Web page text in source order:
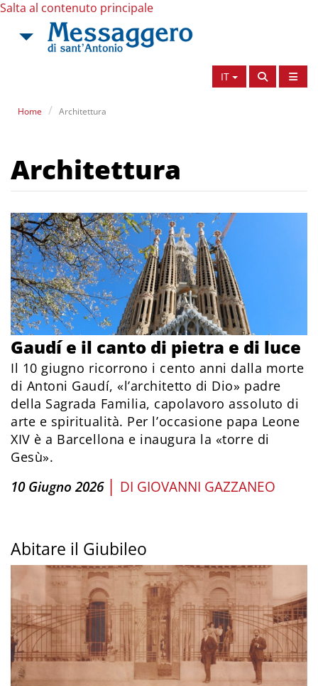
Salta al contenuto principale
IT
Home Architettura
Architettura
Gaudí e il canto di pietra e di luce
Il 10 giugno ricorrono i cento anni dalla morte
di Antoni Gaudí, «l’architetto di Dio» padre
della Sagrada Familia, capolavoro assoluto di
arte e spiritualità. Per l’occasione papa Leone
XIV è a Barcellona e inaugura la «torre di
Gesù».
10 Giugno 2026 | DI GIOVANNI GAZZANEO
Abitare il Giubileo